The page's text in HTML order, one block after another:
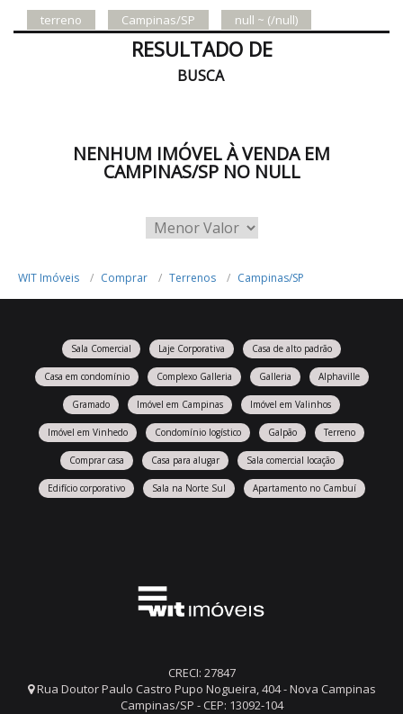
terreno Campinas/SP null ~ (/null)
RESULTADO DE
BUSCA
NENHUM IMÓVEL À VENDA EM
CAMPINAS/SP NO NULL
WIT Imóveis Comprar Terrenos Campinas/SP
Sala Comercial Laje Corporativa Casa de alto padrão
Casa em condomínio Complexo Galleria Galleria Alphaville
Gramado Imóvel em Campinas Imóvel em Valinhos
Imóvel em Vinhedo Condomínio logístico Galpão Terreno
Comprar casa Casa para alugar Sala comercial locação
Edifício corporativo Sala na Norte Sul Apartamento no Cambuí
CRECI: 27847
Rua Doutor Paulo Castro Pupo Nogueira, 404 - Nova Campinas
Campinas/SP - CEP: 13092-104